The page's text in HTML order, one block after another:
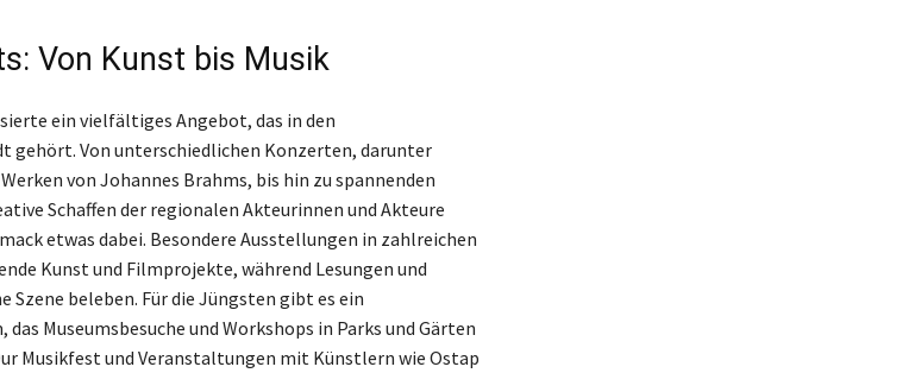
Von Kunst bis Musik
ein vielfältiges Angebot, das in den
gehört. Von unterschiedlichen Konzerten, darunter
von Johannes Brahms, bis hin zu spannenden
Schaffen der regionalen Akteurinnen und Akteure
etwas dabei. Besondere Ausstellungen in zahlreichen
Kunst und Filmprojekte, während Lesungen und
beleben. Für die Jüngsten gibt es ein
Museumsbesuche und Workshops in Parks und Gärten
Musikfest und Veranstaltungen mit Künstlern wie Ostap